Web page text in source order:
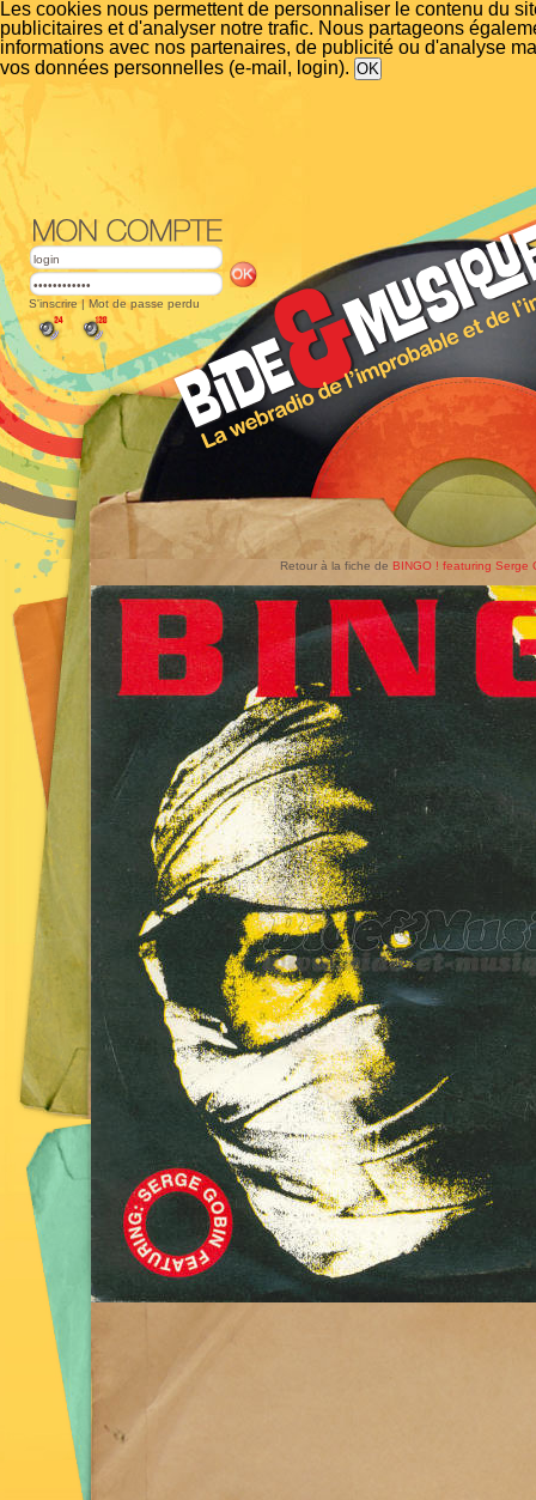
Les cookies nous permettent de personnaliser le contenu du
publicitaires et d'analyser notre trafic. Nous partageons
informations avec nos partenaires, de publicité ou d'analyse
vos données personnelles (e-mail, login).
S'inscrire | Mot de passe perdu
Retour à la fiche de BINGO ! featuring Serge